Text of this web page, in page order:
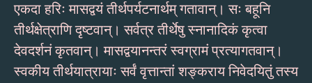
एकदा हरिः मासद्वयं तीर्थपर्यटनार्थम् गतावान्। सः बहूनि
तीर्थक्षेत्राणि दृष्टवान्। सर्वत्र तीर्थेषु स्नानादिकं कृत्वा
देवदर्शनं कृतवान्। मासद्वयानन्तरं स्वग्रामं प्रत्यागतवान्।
स्वकीय तीर्थयात्रायाः सर्वं वृत्तान्तां शङ्कराय निवेदयितुं तस्य